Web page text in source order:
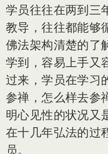
学员往往在两到三
教导，往往都能够
佛法架构清楚的了
学到，容易上手又
过来，学员在学习
参禅，怎么样去参
明心见性的状况又
在十几年弘法的过
员。